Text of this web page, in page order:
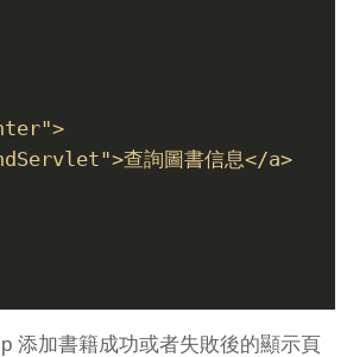
查詢圖書信息</a>
添加書籍成功或者失敗後的顯示頁